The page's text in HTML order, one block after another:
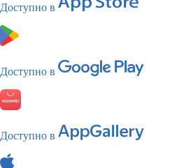
Доступно в
Доступно в
Доступно в